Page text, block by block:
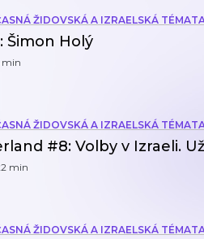
ŽIDOVSKÁ A IZRAELSKÁ
Šimon Holý
min
ŽIDOVSKÁ A IZRAELSKÁ
#8: Volby v Izraeli.
min
ŽIDOVSKÁ A IZRAELSKÁ